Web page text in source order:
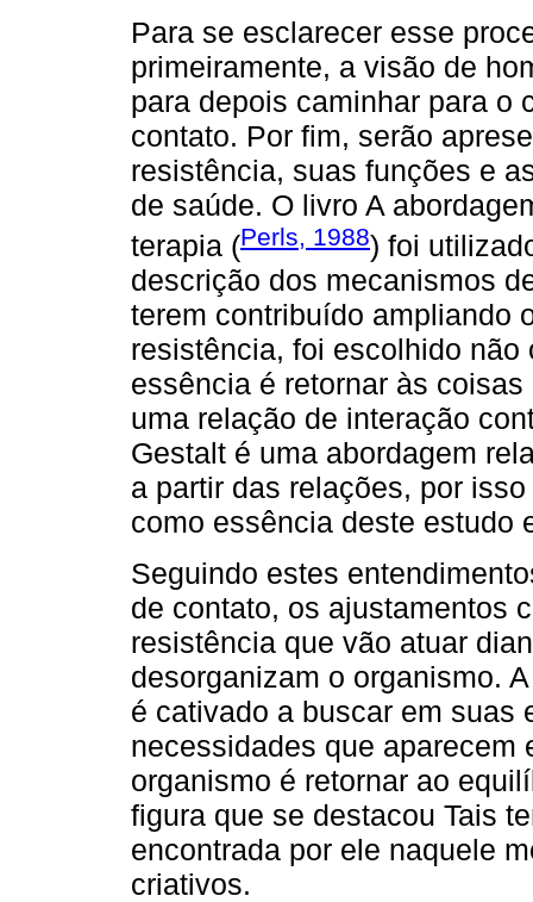
Para se esclarecer esse
primeiramente, a visão de
para depois caminhar para o
contato. Por fim, serão
resistência, suas funções e
de saúde. O livro A
terapia (Perls, 1988) foi
descrição dos mecanismos
terem contribuído ampliando
resistência, foi escolhido
essência é retornar às
uma relação de interação
Gestalt é uma abordagem
a partir das relações, por
como essência deste estudo
Seguindo estes
de contato, os ajustamentos
resistência que vão atuar
desorganizam o organismo.
é cativado a buscar em suas
necessidades que aparecem
organismo é retornar ao
figura que se destacou Tais
encontrada por ele naquele
criativos.